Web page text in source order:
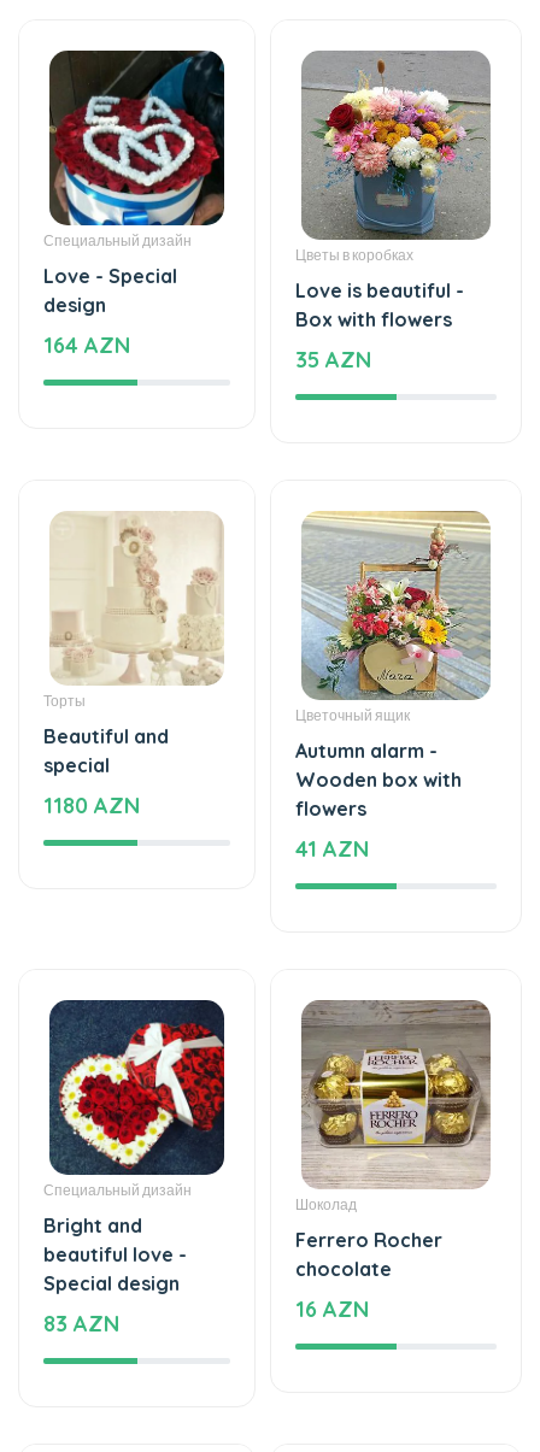
Специальный дизайн
Love - Special
design
164 AZN
Цветы в коробках
Love is beautiful -
Box with flowers
35 AZN
Торты
Beautiful and
special
1180 AZN
Цветочный ящик
Autumn alarm -
Wooden box with
flowers
41 AZN
Специальный дизайн
Bright and
beautiful love -
Special design
83 AZN
Шоколад
Ferrero Rocher
chocolate
16 AZN